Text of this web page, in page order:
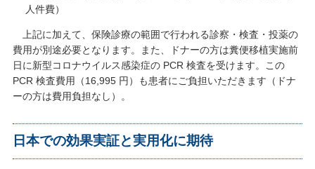
人件費）
上記に加えて、保険診療の範囲で行われる診察・検査・投薬の
費用が別途必要となります。また、ドナーの方は糞便移植実施前
日に新型コロナウイルス感染症の PCR 検査を受けます。この
PCR 検査費用（16,995 円）も患者にご負担いただきます（ドナ
ーの方は費用負担なし）。
日本での効果実証と実用化に期待